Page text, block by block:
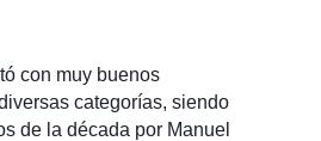
con muy buenos
categorías, siendo
de la década por Manuel